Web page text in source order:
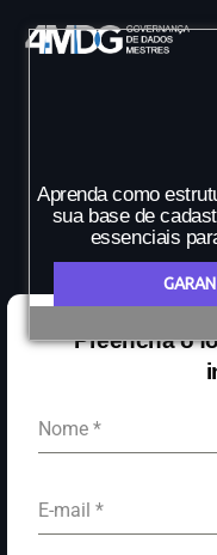
Aprenda como
sua base de
essenciais
Preencha o
Nome *
E-mail *